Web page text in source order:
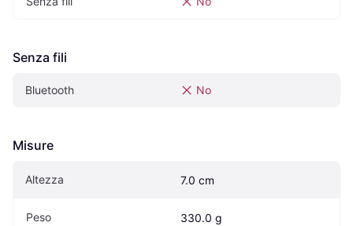
Senza fili
Bluetooth No
Misure
Altezza 7.0 cm
Peso 330.0 g